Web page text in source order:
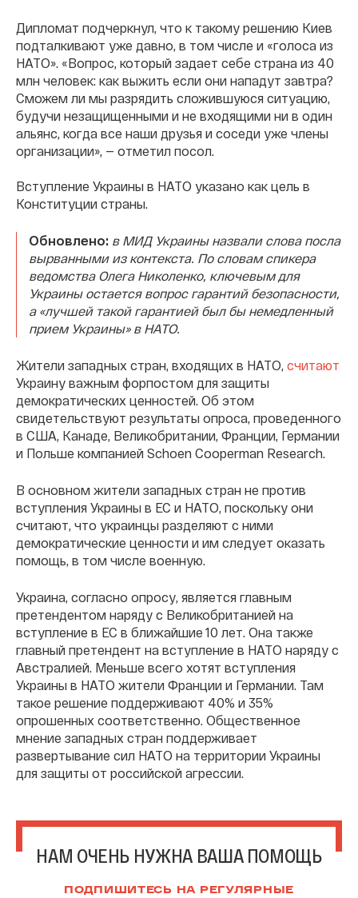
Дипломат подчеркнул, что к такому решению Киев
подталкивают уже давно, в том числе и «голоса из
НАТО». «Вопрос, который задает себе страна из 40
млн человек: как выжить если они нападут завтра?
Сможем ли мы разрядить сложившуюся ситуацию,
будучи незащищенными и не входящими ни в один
альянс, когда все наши друзья и соседи уже члены
организации», — отметил посол.
Вступление Украины в НАТО указано как цель в
Конституции страны.
Обновлено: в МИД Украины назвали слова посла
вырванными из контекста. По словам спикера
ведомства Олега Николенко, ключевым для
Украины остается вопрос гарантий безопасности,
а «лучшей такой гарантией был бы немедленный
прием Украины» в НАТО.
Жители западных стран, входящих в НАТО, считают
Украину важным форпостом для защиты
демократических ценностей. Об этом
свидетельствуют результаты опроса, проведенного
в США, Канаде, Великобритании, Франции, Германии
и Польше компанией Schoen Cooperman Research.
В основном жители западных стран не против
вступления Украины в ЕС и НАТО, поскольку они
считают, что украинцы разделяют с ними
демократические ценности и им следует оказать
помощь, в том числе военную.
Украина, согласно опросу, является главным
претендентом наряду с Великобританией на
вступление в ЕС в ближайшие 10 лет. Она также
главный претендент на вступление в НАТО наряду с
Австралией. Меньше всего хотят вступления
Украины в НАТО жители Франции и Германии. Там
такое решение поддерживают 40% и 35%
опрошенных соответственно. Общественное
мнение западных стран поддерживает
развертывание сил НАТО на территории Украины
для защиты от российской агрессии.
НАМ ОЧЕНЬ НУЖНА ВАША ПОМОЩЬ
ПОДПИШИТЕСЬ НА РЕГУЛЯРНЫЕ